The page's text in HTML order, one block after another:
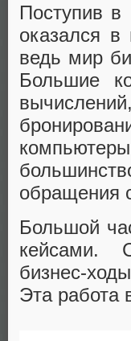
Поступив
оказался в
ведь мир
Большие
обращения
Большой
кейсами.
бизнес-
Эта работа